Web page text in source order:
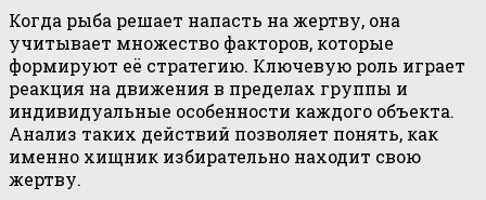
Когда рыба решает напасть на жертву, она
учитывает множество факторов, которые
формируют её стратегию. Ключевую роль играет
реакция на движения в пределах группы и
индивидуальные особенности каждого объекта.
Анализ таких действий позволяет понять, как
именно хищник избирательно находит свою
жертву.